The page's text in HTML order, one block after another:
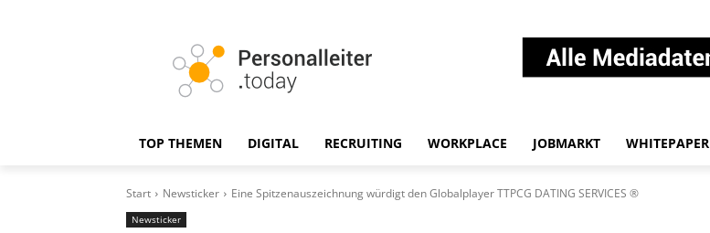
TOP THEMEN DIGITAL RECRUITING WORKPLACE JOBMARKT WHITEPAPER
Start Newsticker Eine Spitzenauszeichnung würdigt den Globalplayer TTPCG DATING SERVICES ®
Newsticker